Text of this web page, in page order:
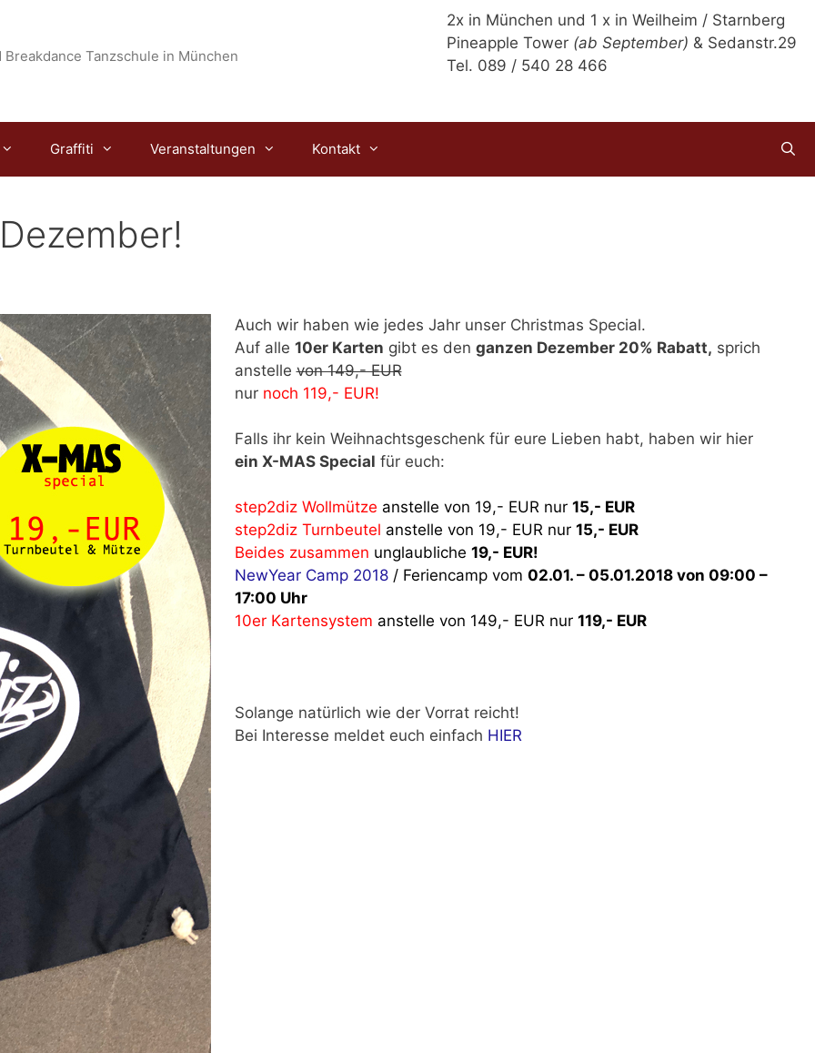
2x in München und 1 x in Weilheim / Starnberg
Pineapple Tower (ab September) & Sedanstr.29
Tel. 089 / 540 28 466
Breakdance Tanzschule in München
Graffiti Veranstaltungen Kontakt
Auch wir haben wie jedes Jahr unser Christmas Special.
Auf alle 10er Karten gibt es den ganzen Dezember 20% Rabatt, sprich
anstellevon 149,- EUR
nur noch 119,- EUR!
Falls ihr kein Weihnachtsgeschenk für eure Lieben habt, haben wir hier
ein X-MAS Special für euch:
step2diz Wollmütze anstelle von 19,- EUR nur 15,- EUR
step2diz Turnbeutel anstelle von 19,- EUR nur 15,- EUR
Beides zusammen unglaubliche 19,- EUR!
NewYear Camp 2018 / Feriencamp vom 02.01. – 05.01.2018 von 09:00 –
17:00 Uhr
10er Kartensystem anstelle von 149,- EUR nur 119,- EUR
Solange natürlich wie der Vorrat reicht!
Bei Interesse meldet euch einfach HIER